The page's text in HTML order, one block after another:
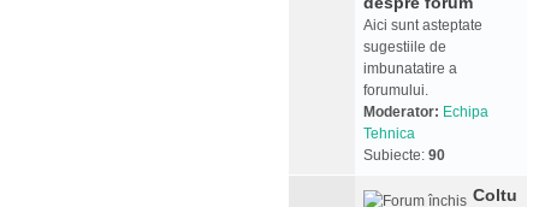
Aici sunt asteptate
sugestiile de
imbunatatire a
forumului.
Moderator: Echipa
Tehnica
Subiecte: 90
Coltu